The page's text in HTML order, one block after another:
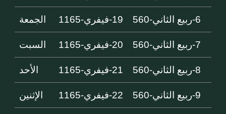
6-ربيع الثاني-560 19-فيفري-1165 الجمعة
7-ربيع الثاني-560 20-فيفري-1165 السبت
8-ربيع الثاني-560 21-فيفري-1165 الأحد
9-ربيع الثاني-560 22-فيفري-1165 الإثنين